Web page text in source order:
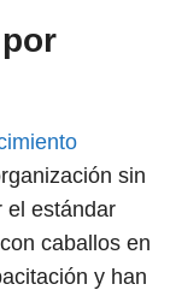
sin
el estándar
caballos en
y han